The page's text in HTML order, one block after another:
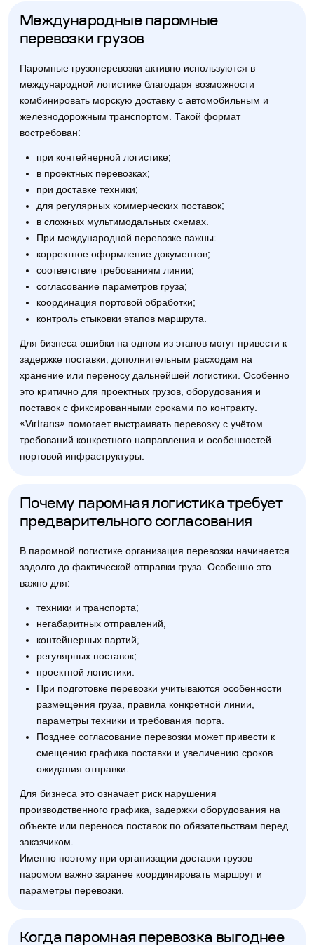
Международные паромные
перевозки грузов
Паромные грузоперевозки активно используются в
международной логистике благодаря возможности
комбинировать морскую доставку с автомобильным и
железнодорожным транспортом. Такой формат
востребован:
при контейнерной логистике;
в проектных перевозках;
при доставке техники;
для регулярных коммерческих поставок;
в сложных мультимодальных схемах.
При международной перевозке важны:
корректное оформление документов;
соответствие требованиям линии;
согласование параметров груза;
координация портовой обработки;
контроль стыковки этапов маршрута.
Для бизнеса ошибки на одном из этапов могут привести к
задержке поставки, дополнительным расходам на
хранение или переносу дальнейшей логистики. Особенно
это критично для проектных грузов, оборудования и
поставок с фиксированными сроками по контракту.
«Virtrans» помогает выстраивать перевозку с учётом
требований конкретного направления и особенностей
портовой инфраструктуры.
Почему паромная логистика требует
предварительного согласования
В паромной логистике организация перевозки начинается
задолго до фактической отправки груза. Особенно это
важно для:
техники и транспорта;
негабаритных отправлений;
контейнерных партий;
регулярных поставок;
проектной логистики.
При подготовке перевозки учитываются особенности
размещения груза, правила конкретной линии,
параметры техники и требования порта.
Позднее согласование перевозки может привести к
смещению графика поставки и увеличению сроков
ожидания отправки.
Для бизнеса это означает риск нарушения
производственного графика, задержки оборудования на
объекте или переноса поставок по обязательствам перед
заказчиком.
Именно поэтому при организации доставки грузов
паромом важно заранее координировать маршрут и
параметры перевозки.
Когда паромная перевозка выгоднее